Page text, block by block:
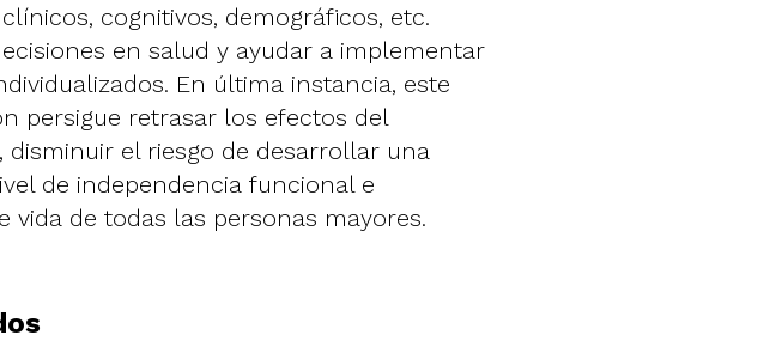
cognitivos, demográficos, etc.
en salud y ayudar a implementar
En última instancia, este
persigue retrasar los efectos del
disminuir el riesgo de desarrollar una
de independencia funcional e
vida de todas las personas mayores.